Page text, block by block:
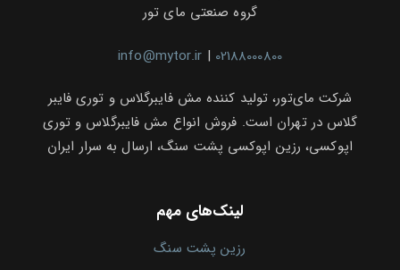
گروه صنعتی مای تور
info@mytor.ir | 02188000800
شرکت مای‌تور، تولید کننده مش فایبرگلاس و توری فایبر
گلاس در تهران است. فروش انواع مش فایبرگلاس و توری
اپوکسی، رزین اپوکسی پشت سنگ، ارسال به سرار ایران
لینک‌های مهم
رزین پشت سنگ